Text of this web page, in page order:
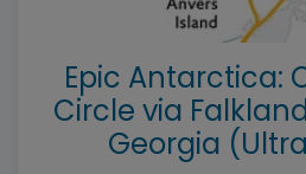
Epic Antarctica:
Circle via
Georgia